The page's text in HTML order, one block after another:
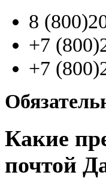
8 (800
+7 (800
+7 (800
Какие
почтой